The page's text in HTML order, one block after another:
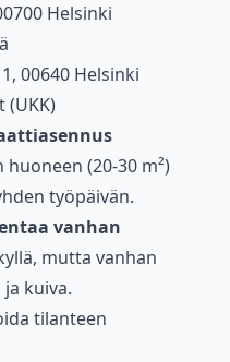
Helsinki
00640 Helsinki
(UKK)
huoneen (20-30 m²)
työpäivän.
vanhan
mutta vanhan
kuiva.
tilanteen